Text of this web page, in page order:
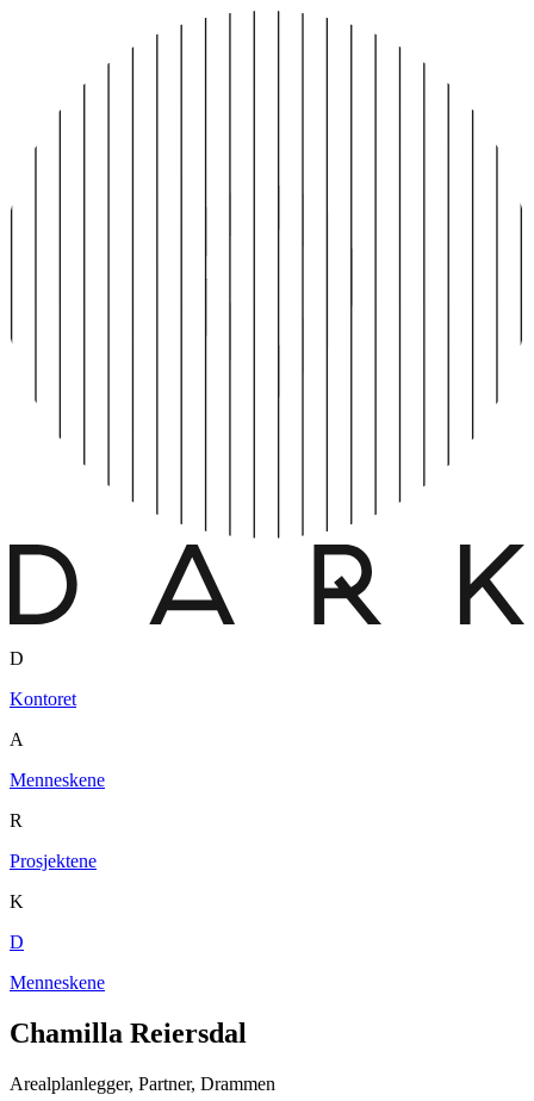
D
Kontoret
A
Menneskene
R
Prosjektene
K
D
Menneskene
Chamilla Reiersdal
Arealplanlegger, Partner, Drammen